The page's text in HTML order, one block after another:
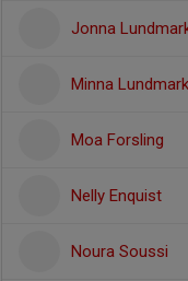
Jonna
Minna Lundmark
Moa Forsling
Nelly Enquist
Noura Soussi